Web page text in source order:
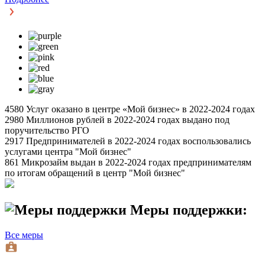
4580 Услуг оказано в центре «Мой бизнес» в 2022-2024 годах
2980 Миллионов рублей в 2022-2024 годах выдано под
поручительство РГО
2917 Предпринимателей в 2022-2024 годах воспользовались
услугами центра "Мой бизнес"
861 Микрозайм выдан в 2022-2024 годах предпринимателям
по итогам обращений в центр "Мой бизнес"
Меры поддержки:
Bсе меры